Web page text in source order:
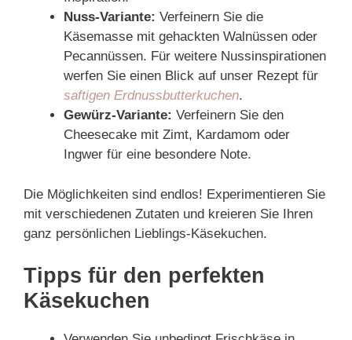
Nuss-Variante: Verfeinern Sie die
Käsemasse mit gehackten Walnüssen oder
Pecannüssen. Für weitere Nussinspirationen
werfen Sie einen Blick auf unser Rezept für
saftigen Erdnussbutterkuchen.
Gewürz-Variante: Verfeinern Sie den
Cheesecake mit Zimt, Kardamom oder
Ingwer für eine besondere Note.
Die Möglichkeiten sind endlos! Experimentieren Sie
mit verschiedenen Zutaten und kreieren Sie Ihren
ganz persönlichen Lieblings-Käsekuchen.
Tipps für den perfekten
Käsekuchen